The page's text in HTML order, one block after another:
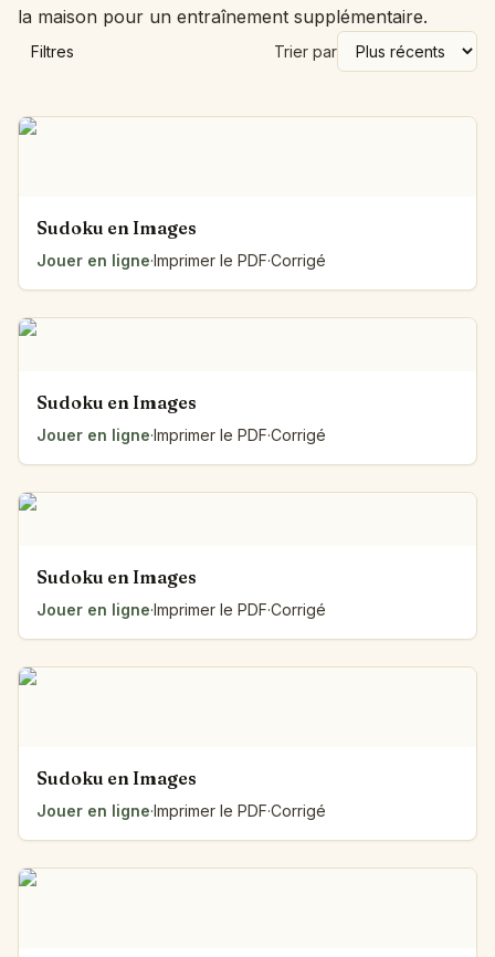
la maison pour un entraînement supplémentaire.
Filtres Trier par
Sudoku en Images
Jouer en ligne·Imprimer le PDF·Corrigé
Sudoku en Images
Jouer en ligne·Imprimer le PDF·Corrigé
Sudoku en Images
Jouer en ligne·Imprimer le PDF·Corrigé
Sudoku en Images
Jouer en ligne·Imprimer le PDF·Corrigé